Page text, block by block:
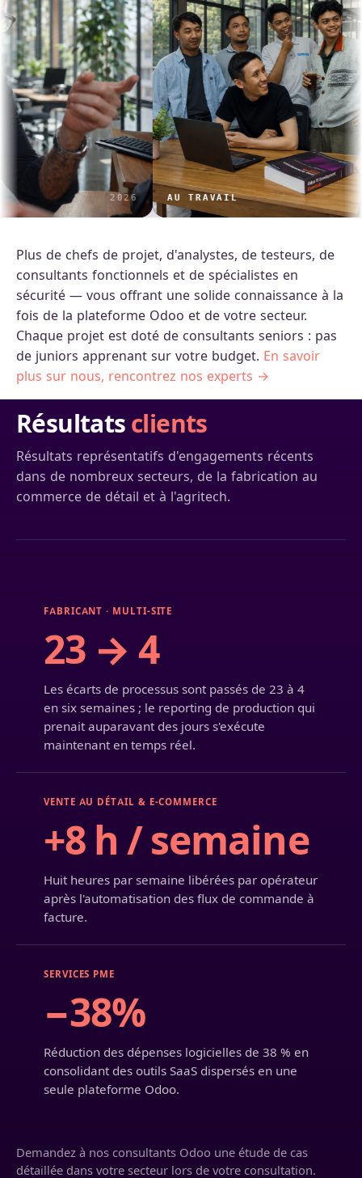
2026 AU TRAVAIL
Plus de chefs de projet, d'analystes, de testeurs, de
consultants fonctionnels et de spécialistes en
sécurité — vous offrant une solide connaissance à la
fois de la plateforme Odoo et de votre secteur.
Chaque projet est doté de consultants seniors : pas
de juniors apprenant sur votre budget. En savoir
plus sur nous, rencontrez nos experts →
Résultats clients
Résultats représentatifs d'engagements récents
dans de nombreux secteurs, de la fabrication au
commerce de détail et à l'agritech.
FABRICANT · MULTI-SITE
23 → 4
Les écarts de processus sont passés de 23 à 4
en six semaines ; le reporting de production qui
prenait auparavant des jours s'exécute
maintenant en temps réel.
VENTE AU DÉTAIL & E-COMMERCE
+8 h / semaine
Huit heures par semaine libérées par opérateur
après l'automatisation des flux de commande à
facture.
SERVICES PME
−38%
Réduction des dépenses logicielles de 38 % en
consolidant des outils SaaS dispersés en une
seule plateforme Odoo.
Demandez à nos consultants Odoo une étude de cas
détaillée dans votre secteur lors de votre consultation.